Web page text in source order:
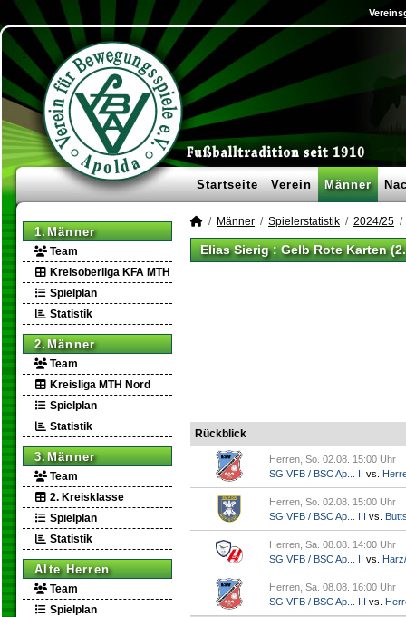
Startseite Verein Männer
1.Männer
Team
Kreisoberliga KFA MTH
Spielplan
Statistik
2.Männer
Team
Kreisliga MTH Nord
Spielplan
Statistik
3.Männer
Team
2. Kreisklasse
Spielplan
Statistik
Alte Herren
Team
Spielplan
Männer Spielerstatistik 2024/25
Elias Sierig : Gelb Rote Karten
Rückblick
Herren, So. 02.08. 15:00 Uhr
SG VFB / BSC Ap... II vs.
Herren, So. 02.08. 15:00 Uhr
SG VFB / BSC Ap... III vs.
Herren, Sa. 08.08. 14:00 Uhr
SG VFB / BSC Ap... II vs.
Herren, Sa. 08.08. 16:00 Uhr
SG VFB / BSC Ap... III vs.